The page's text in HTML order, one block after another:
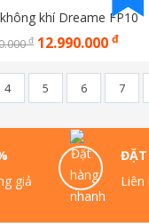
khí Dreame FP10
đ 12.990.000đ
4 5 6 7
giả
ĐẶT
Liên